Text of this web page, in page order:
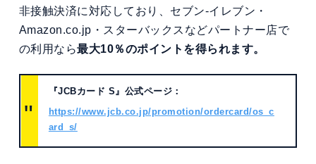
非接触決済に対応しており、セブン-イレブン・
Amazon.co.jp・スターバックスなどパートナー店で
の利用なら最大10％のポイントを得られます。
『JCBカード S』公式ページ：
https://www.jcb.co.jp/promotion/ordercard/os_c
ard_s/